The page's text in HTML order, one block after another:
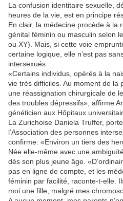
La confusion identitaire sexuelle,
heures de la vie, est en principe
En clair, la médecine procède à la
génital féminin ou masculin selon
ou XY). Mais, si cette voie
certaine logique, elle n’est pas
intersexués.
«Certains individus, opérés à la
vie très difficiles. Au moment de la
une réassignation chirurgicale de
des troubles dépressifs», affirme
généticien aux Hôpitaux
La Zurichoise Daniela Truffer,
l’Association des personnes
confirme: «Environ un tiers des
Née elle-même avec une
dès son plus jeune âge.
pas en ligne de compte, et les
féminin par facilité, raconte-t-elle.
moi une fille, malgré mes